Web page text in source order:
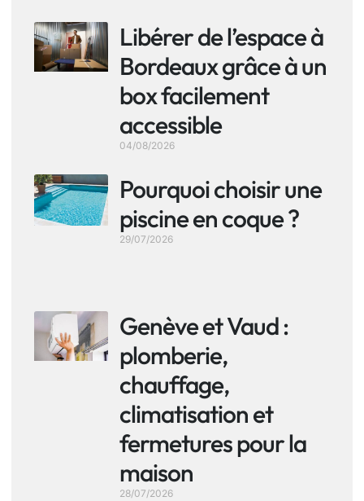
Libérer de l’espace à
Bordeaux grâce à un
box facilement
accessible
04/08/2026
Pourquoi choisir une
piscine en coque ?
29/07/2026
Genève et Vaud :
plomberie,
chauffage,
climatisation et
fermetures pour la
maison
28/07/2026